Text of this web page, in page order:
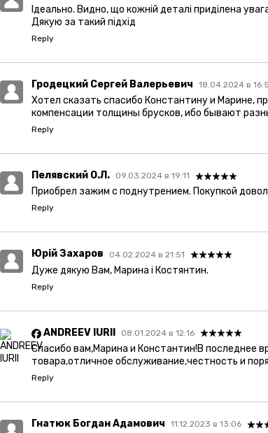
Ідеально. Видно, що кожній деталі приділена
Дякую за такий підхід
Reply
Гродецкий Сергей Валерьевич 18.04.2024 в
Хотел сказать спасибо Константину и Марине,
компенсации толщины брусков, ибо бывают
Reply
Пелявский О.Л. 09.03.2024 в 19:11
Приобрел зажим с поднутрением. Покупкой
Reply
Юрій Захаров 04.02.2024 в 21:51
Дуже дякую Вам, Марина і Костянтин.
Reply
ANDREEV IURII 08.01.2024 в 12:16
Спасибо вам,Марина и Константин!В последнее
товара,отличное обслуживание,честность и
Reply
Гнатюк Богдан Адамович 11.12.2023 в 13:06